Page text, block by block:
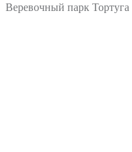
Веревочный парк Тортуга